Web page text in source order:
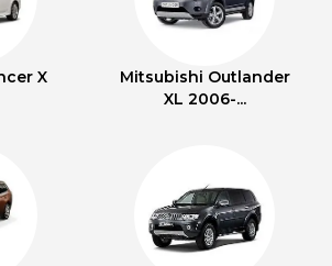
X
Mitsubishi Outlander
XL 2006-...